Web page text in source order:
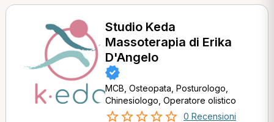
Studio Keda
Massoterapia di Erika
D'Angelo
MCB, Osteopata, Posturologo,
Chinesiologo, Operatore olistico
0 Recensioni